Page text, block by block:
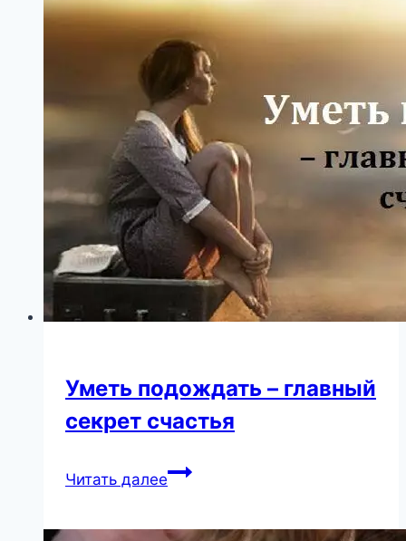
Уметь подождать – главный
секрет счастья
Читать далееУметь